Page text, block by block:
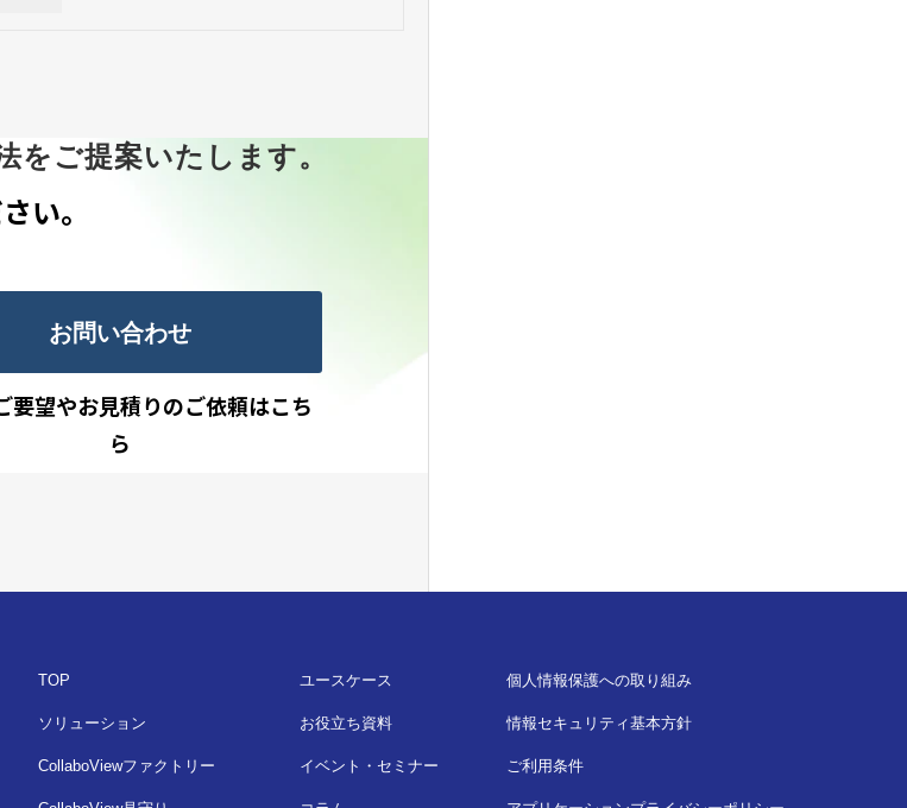
をご提案いたします。
い。
お問い合わせ
要望やお見積りのご依頼はこち
ら
TOP
ソリューション
CollaboViewファクトリー
ユースケース
お役立ち資料
イベント・セミナー
個人情報保護への取り組み
情報セキュリティ基本方針
ご利用条件